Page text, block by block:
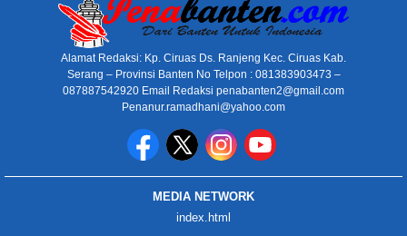
Alamat Redaksi: Kp. Ciruas Ds. Ranjeng Kec. Ciruas Kab.
Serang – Provinsi Banten No Telpon : 081383903473 –
087887542920 Email Redaksi penabanten2@gmail.com
Penanur.ramadhani@yahoo.com
MEDIA NETWORK
index.html